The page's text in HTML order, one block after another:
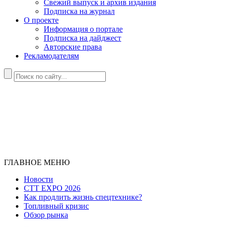
Свежий выпуск и архив издания
Подписка на журнал
О проекте
Информация о портале
Подписка на дайджест
Авторские права
Рекламодателям
ГЛАВНОЕ МЕНЮ
Новости
CTT EXPO 2026
Как продлить жизнь спецтехнике?
Топливный кризис
Обзор рынка